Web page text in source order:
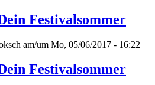
Festivalsommer
am/um Mo, 05/06/2017 - 16:22
Festivalsommer